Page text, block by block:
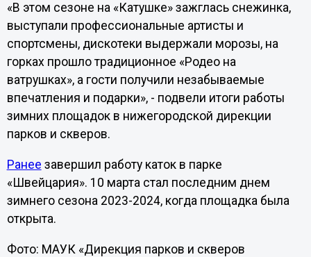
«В этом сезоне на «Катушке» зажглась снежинка,
выступали профессиональные артисты и
спортсмены, дискотеки выдержали морозы, на
горках прошло традиционное «Родео на
ватрушках», а гости получили незабываемые
впечатления и подарки», - подвели итоги работы
зимних площадок в нижегородской дирекции
парков и скверов.
Ранее завершил работу каток в парке
«Швейцария». 10 марта стал последним днем
зимнего сезона 2023-2024, когда площадка была
открыта.
Фото: МАУК «Дирекция парков и скверов